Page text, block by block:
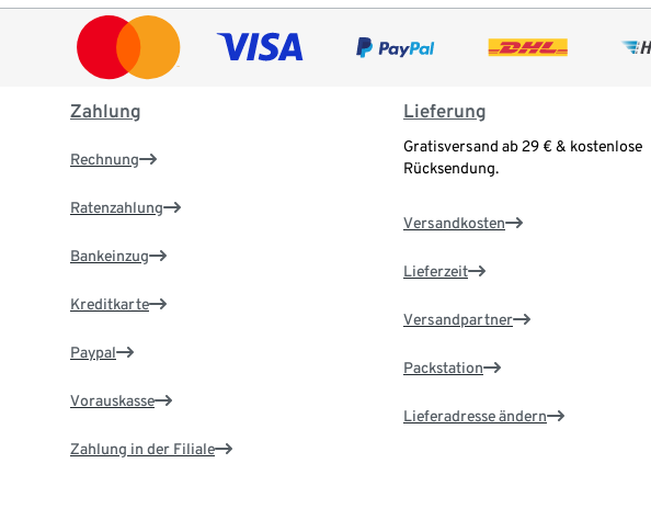
Zahlung
Rechnung
Ratenzahlung
Bankeinzug
Kreditkarte
Paypal
Vorauskasse
Zahlung in der Filiale
Lieferung
Gratisversand ab 29 € & kostenlose
Rücksendung.
Versandkosten
Lieferzeit
Versandpartner
Packstation
Lieferadresse ändern